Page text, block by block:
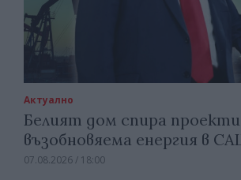
Актуално
Белият дом спира проекти
възобновяема енергия в
07.08.2026 / 18:00